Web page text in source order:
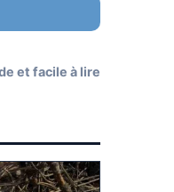
et facile à lire